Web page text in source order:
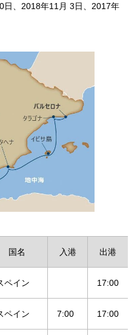
日、​​2018年11月 3日、2017年
国名 入港 出港
ペイン 17:00
ペイン 7:00 17:00